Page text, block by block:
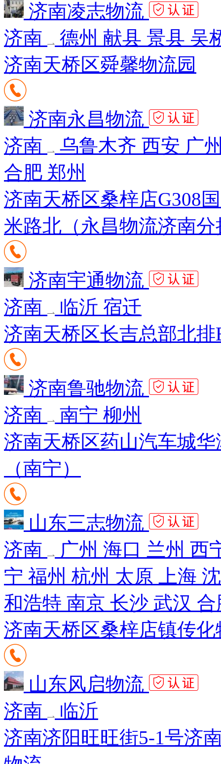
济南凌志物流
济南
德州 献县 景县 吴
济南天桥区舜馨物流园
济南永昌物流
济南
乌鲁木齐 西安 广
合肥 郑州
济南天桥区桑梓店G308
米路北（永昌物流济南
济南宇通物流
济南
临沂 宿迁
济南天桥区长吉总部北排
济南鲁驰物流
济南
南宁 柳州
济南天桥区药山汽车城
（南宁）
山东三志物流
济南
广州 海口 兰州 西
宁 福州 杭州 太原 上海
和浩特 南京 长沙 武汉
济南天桥区桑梓店镇传
山东风启物流
济南
临沂
济南济阳旺旺街5-1号济